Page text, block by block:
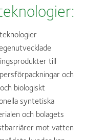
till
och
biologiskt
syntetiska
och bolagets
mot vatten